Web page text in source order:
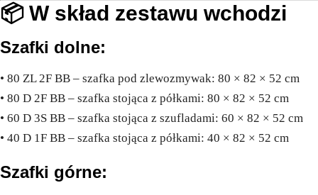
📦 W skład zestawu wchodzi
Szafki dolne:
• 80 ZL 2F BB – szafka pod zlewozmywak: 80 × 82 × 52 cm
• 80 D 2F BB – szafka stojąca z półkami: 80 × 82 × 52 cm
• 60 D 3S BB – szafka stojąca z szufladami: 60 × 82 × 52 cm
• 40 D 1F BB – szafka stojąca z półkami: 40 × 82 × 52 cm
Szafki górne: